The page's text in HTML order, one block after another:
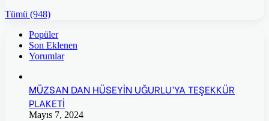
Tümü (948)
Popüler
Son Eklenen
Yorumlar
MÜZSAN DAN HÜSEYİN UĞURLU’YA TEŞEKKÜR
PLAKETİ
Mayıs 7, 2024